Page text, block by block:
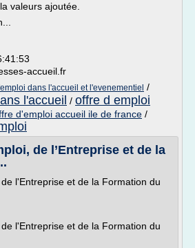
valeurs ajoutée.
accueil.fr
dans l'accueil et l'evenementiel /
l'accueil / offre d emploi
d'emploi accueil ile de france /
de l’Entreprise et de la
l'Entreprise et de la Formation du
l'Entreprise et de la Formation du